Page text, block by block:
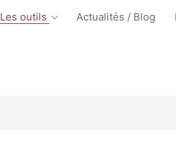
Les outils Actualités / Blog